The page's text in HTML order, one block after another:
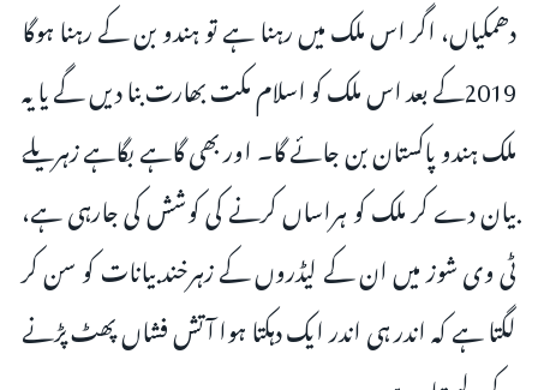
دھمکیاں، اگر اس ملک میں رہنا ہے تو ہندو بن کے رہنا ہوگا
2019کے بعد اس ملک کو اسلام مکت بھارت بنا دیں گے یا یہ
ملک ہندو پاکستان بن جائے گا۔ اور بھی گاہے بگاہے زہریلے
بیان دے کر ملک کو ہراساں کرنے کی کوشش کی جارہی ہے،
ٹی وی شوز میں ان کے لیڈروں کے زہرخند بیانات کو سن کر
لگتا ہے کہ اندر ہی اندر ایک دہکتا ہوا آتش فشاں پھٹ پڑنے